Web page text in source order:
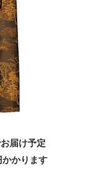
届け予定
かかります